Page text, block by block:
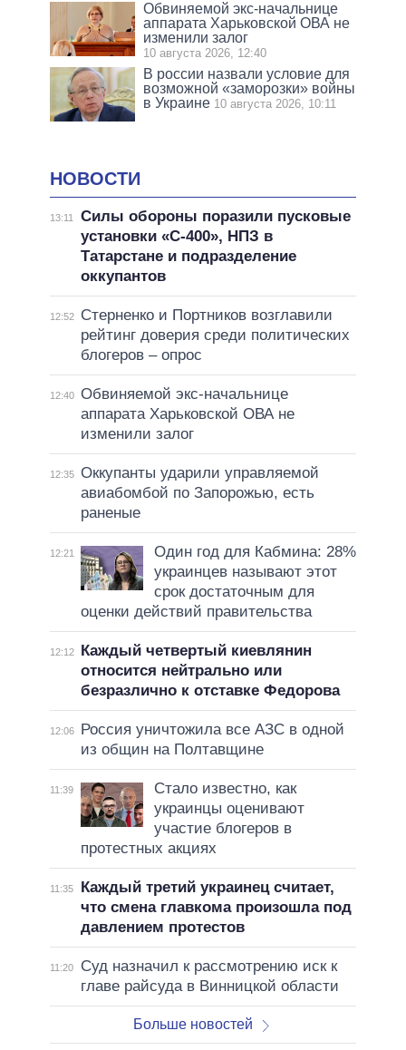
Обвиняемой экс-начальнице
аппарата Харьковской ОВА не
изменили залог
10 августа 2026, 12:40
В россии назвали условие для
возможной «заморозки» войны
в Украине 10 августа 2026, 10:11
НОВОСТИ
13:11
Силы обороны поразили пусковые
установки «С-400», НПЗ в
Татарстане и подразделение
оккупантов
12:52
Стерненко и Портников возглавили
рейтинг доверия среди политических
блогеров – опрос
12:40 Обвиняемой экс-начальнице
аппарата Харьковской ОВА не
изменили залог
12:35 Оккупанты ударили управляемой
авиабомбой по Запорожью, есть
раненые
12:21
Один год для Кабмина: 28%
украинцев называют этот
срок достаточным для
оценки действий правительства
12:12
Каждый четвертый киевлянин
относится нейтрально или
безразлично к отставке Федорова
12:06
Россия уничтожила все АЗС в одной
из общин на Полтавщине
11:39
Стало известно, как
украинцы оценивают
участие блогеров в
протестных акциях
11:35
Каждый третий украинец считает,
что смена главкома произошла под
давлением протестов
11:20
Суд назначил к рассмотрению иск к
главе райсуда в Винницкой области
Больше новостей